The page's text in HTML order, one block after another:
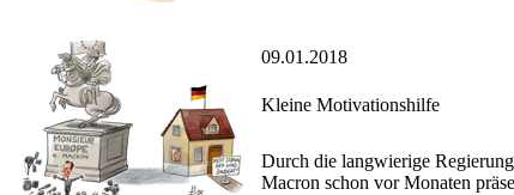
09.01.2018
Kleine Motivationshilfe
Durch die langwierige
Macron schon vor Monaten